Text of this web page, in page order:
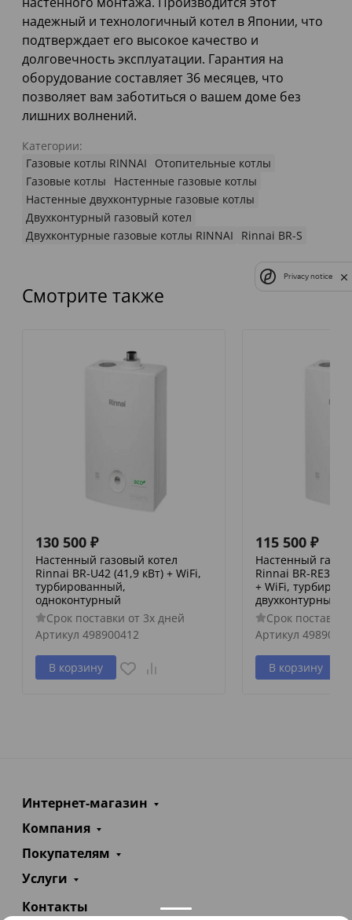
надежный и технологичный котел в Японии, что
подтверждает его высокое качество и
долговечность эксплуатации. Гарантия на
оборудование составляет 36 месяцев, что
позволяет вам заботиться о вашем доме без
лишних волнений.
Категории:
Газовые котлы RINNAI
Отопительные котлы
Газовые котлы
Настенные газовые котлы
Настенные двухконтурные газовые котлы
Двухконтурный газовый котел
Двухконтурные газовые котлы RINNAI
Rinnai BR-S
Смотрите также
130 500 ₽
Настенный газовый котел
Rinnai BR-U42 (41,9 кВт) + WiFi,
турбированный,
одноконтурный
Срок поставки от 3х дней
Артикул 498900412
В корзину
115 500 ₽
Настенный
Rinnai BR-RE30 +
+ WiFi,
двухконтурный
Срок поставки
Артикул
В корзину
Интернет-магазин
Компания
Покупателям
Услуги
Контакты
Privacy notice